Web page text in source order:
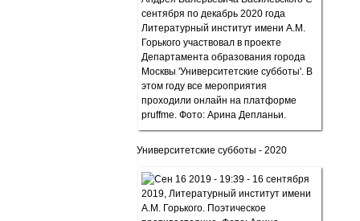
Университетские субботы - 2020